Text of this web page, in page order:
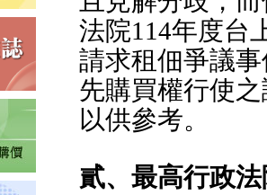
法院114年度台
請求租佃爭議
先購買權行使
以供參考。
貳、最高行政